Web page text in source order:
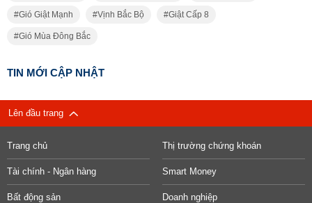
Gió Giật Mạnh Vịnh Bắc Bộ Giật Cấp 8
Gió Mùa Đông Bắc
TIN MỚI CẬP NHẬT
Lên đầu trang
Trang chủ Thị trường chứng khoán
Tài chính - Ngân hàng Smart Money
Bất động sản Doanh nghiệp